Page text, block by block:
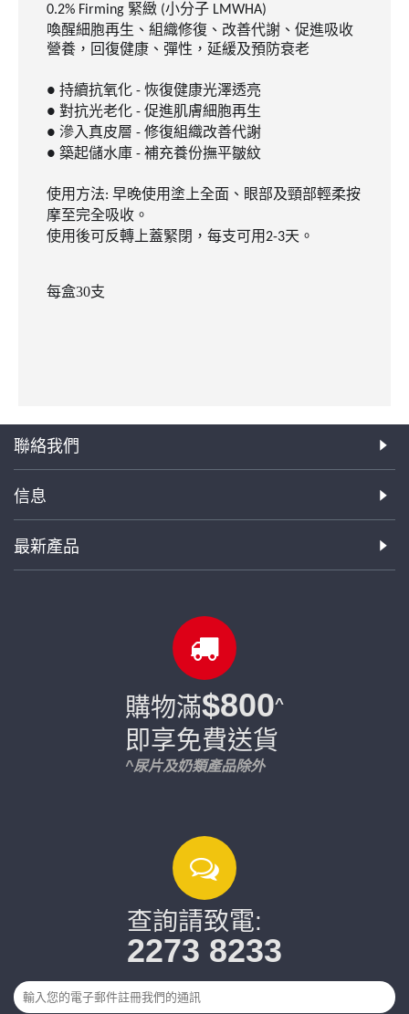
0.2% Firming 緊緻 (小分子 LMWHA)
喚醒細胞再生、組織修復、改善代謝、促進吸收
營養，回復健康、彈性，延緩及預防衰老
● 持續抗氧化 - 恢復健康光澤透亮
● 對抗光老化 - 促進肌膚細胞再生
● 滲入真皮層 - 修復組織改善代謝
● 築起儲水庫 - 補充養份撫平皺紋
使用方法: 早晚使用塗上全面、眼部及頸部輕柔按
摩至完全吸收。
使用後可反轉上蓋緊閉，每支可用2-3天。
每盒30支
聯絡我們
信息
最新產品
購物滿$800^
即享免費送貨
^尿片及奶類產品除外
查詢請致電:
2273 8233